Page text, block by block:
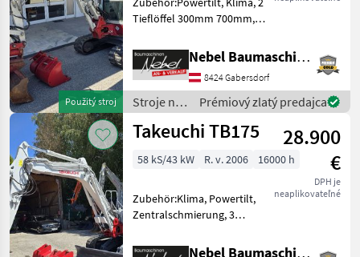
Marketplace
Ponuky
predajcov
Drobné
inzeráty
Použitý stroj
Tieflöffel 300mm 700mm,
1200mm.Hydraulikpumpe
wurde bei
7000Std.Erneuert. Stroje na
stavbu mini bager
Nebel Baumaschinen
8424 Gabersdorf
Stroje na
stavbu /
Takeuchi
Prémiový zlatý predajca
Takeuchi TB175
28.900
€
DPH je
neaplikovateľné
58 kS/43 kW R. v. 2006 16000 h
Zubehör:Klima, Powertilt,
Zentralschmierung, 3
900mm, 1Böschungslöffel
Nebel Baumaschinen